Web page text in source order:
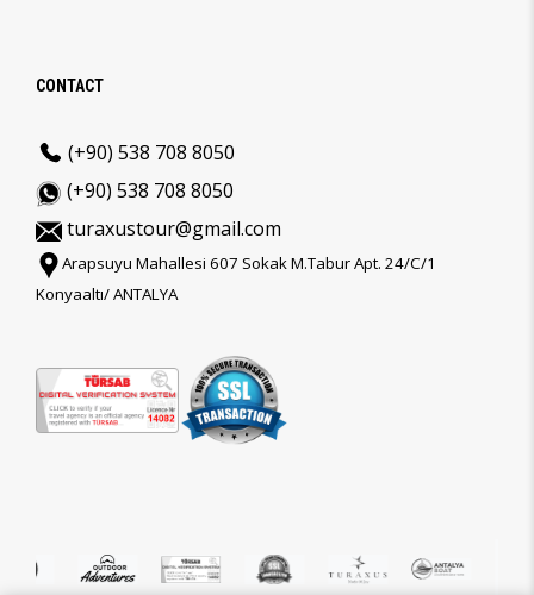
CONTACT
(+90) 538 708 8050
(+90) 538 708 8050
turaxustour@gmail.com
Arapsuyu Mahallesi 607 Sokak M.Tabur Apt. 24/C/1
Konyaaltı/ ANTALYA